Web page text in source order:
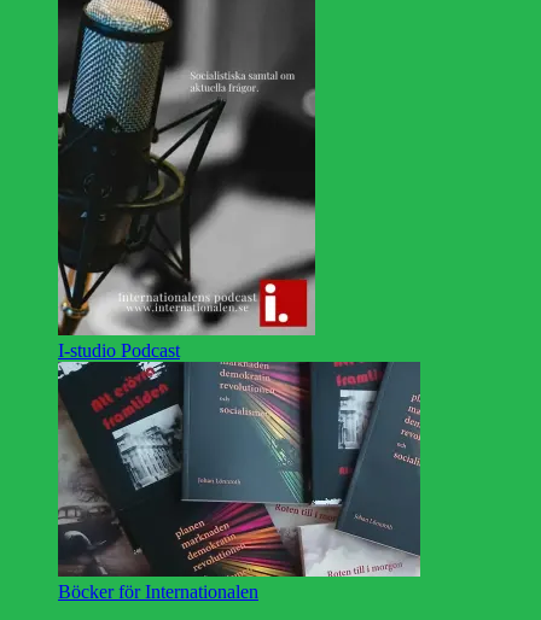
I-studio Podcast
Böcker för Internationalen